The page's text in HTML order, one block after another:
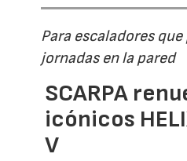
Para escaladores
jornadas en la pared
SCARPA
icónicos
V